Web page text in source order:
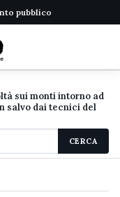
pubblico
sui monti intorno ad
salvo dai tecnici del
CERCA